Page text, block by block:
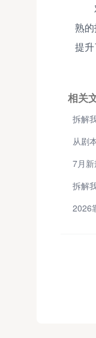
熟
提
相关
7月